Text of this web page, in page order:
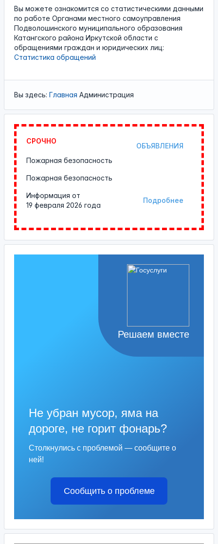
Вы можете ознакомится со статистическими данными
по работе Органами местного самоуправления
Подволошинского муниципального образования
Катангского района Иркутской области с
обращениями граждан и юридических лиц:
Статистика обращений
Вы здесь: Главная Администрация
СРОЧНО
ОБЪЯВЛЕНИЯ
Пожарная безопасность
Пожарная безопасность
Подробнее
Информация от
19 февраля 2026 года
Решаем вместе
Не убран мусор, яма на
дороге, не горит фонарь?
Столкнулись с проблемой — сообщите о
ней!
Сообщить о проблеме